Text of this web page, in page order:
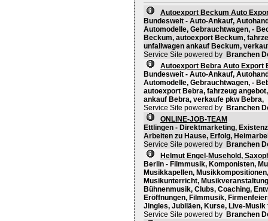
Autoexport Beckum Auto
Bundesweit - Auto-Ankauf,
Automodelle, Gebrauchtwagen, -
Beckum, autoexport Beckum,
unfallwagen ankauf Beckum,
Service Site powered by Branchen
Autoexport Bebra Auto Export
Bundesweit - Auto-Ankauf,
Automodelle, Gebrauchtwagen, -
autoexport Bebra, fahrzeug
ankauf Bebra, verkaufe pkw Bebra,
Service Site powered by Branchen
ONLINE-JOB-TEAM
Ettlingen - Direktmarketing,
Arbeiten zu Hause, Erfolg,
Service Site powered by Branchen
Helmut Engel-Musehold,
Berlin - Filmmusik, Komponisten,
Musikkapellen,
Musikunterricht,
Bühnenmusik, Clubs, Coaching,
Eröffnungen, Filmmusik,
Jingles, Jubiläen, Kurse, Live-Musik
Service Site powered by Branchen